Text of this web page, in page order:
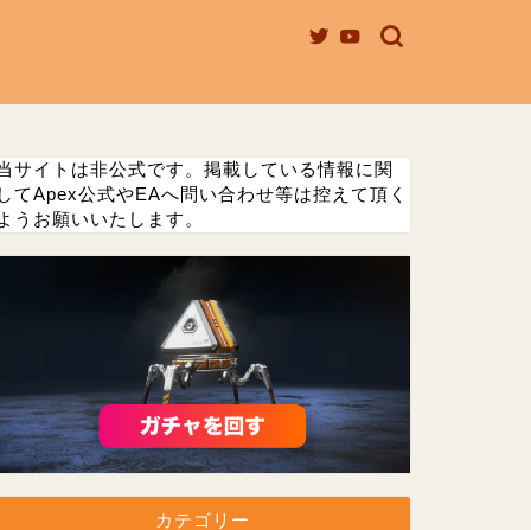
サイトは非公式です。掲載している情報に関
してApex公式やEAへ問い合わせ等は控えて頂く
うお願いいたします。
カテゴリー